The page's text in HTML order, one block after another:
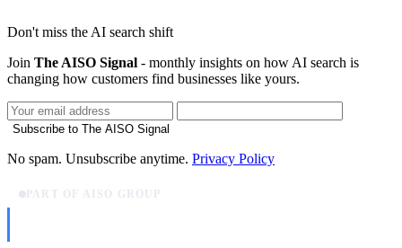
Don't miss the AI search shift
Join The AISO Signal - monthly insights on how AI search is
changing how customers find businesses like yours.
Subscribe to The AISO Signal
No spam. Unsubscribe anytime. Privacy Policy
PART OF AISO GROUP